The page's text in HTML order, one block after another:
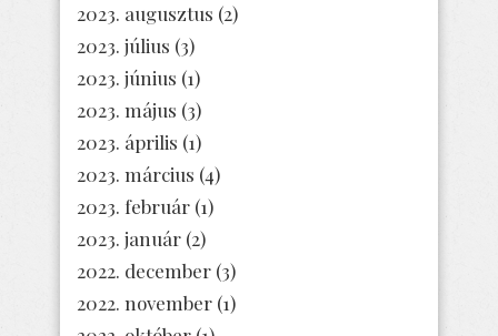
2023. augusztus (2)
2023. július (3)
2023. június (1)
2023. május (3)
2023. április (1)
2023. március (4)
2023. február (1)
2023. január (2)
2022. december (3)
2022. november (1)